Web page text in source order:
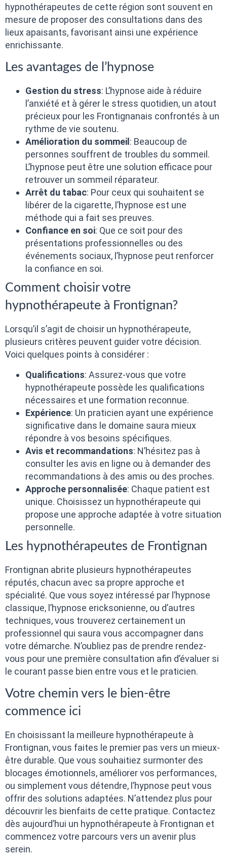
hypnothérapeutes de cette région sont souvent en
mesure de proposer des consultations dans des
lieux apaisants, favorisant ainsi une expérience
enrichissante.
Les avantages de l’hypnose
Gestion du stress: L’hypnose aide à réduire
l’anxiété et à gérer le stress quotidien, un atout
précieux pour les Frontignanais confrontés à un
rythme de vie soutenu.
Amélioration du sommeil : Beaucoup de
personnes souffrent de troubles du sommeil.
L’hypnose peut être une solution efficace pour
retrouver un sommeil réparateur.
Arrêt du tabac: Pour ceux qui souhaitent se
libérer de la cigarette, l’hypnose est une
méthode qui a fait ses preuves.
Confiance en soi: Que ce soit pour des
présentations professionnelles ou des
événements sociaux, l’hypnose peut renforcer
la confiance en soi.
Comment choisir votre
hypnothérapeute à Frontignan?
Lorsqu’il s’agit de choisir un hypnothérapeute,
plusieurs critères peuvent guider votre décision.
Voici quelques points à considérer :
Qualifications: Assurez-vous que votre
hypnothérapeute possède les qualifications
nécessaires et une formation reconnue.
Expérience: Un praticien ayant une expérience
significative dans le domaine saura mieux
répondre à vos besoins spécifiques.
Avis et recommandations: N’hésitez pas à
consulter les avis en ligne ou à demander des
recommandations à des amis ou des proches.
Approche personnalisée: Chaque patient est
unique. Choisissez un hypnothérapeute qui
propose une approche adaptée à votre situation
personnelle.
Les hypnothérapeutes de Frontignan
Frontignan abrite plusieurs hypnothérapeutes
réputés, chacun avec sa propre approche et
spécialité. Que vous soyez intéressé par l’hypnose
classique, l’hypnose ericksonienne, ou d’autres
techniques, vous trouverez certainement un
professionnel qui saura vous accompagner dans
votre démarche. N’oubliez pas de prendre rendez-
vous pour une première consultation afin d’évaluer si
le courant passe bien entre vous et le praticien.
Votre chemin vers le bien-être
commence ici
En choisissant la meilleure hypnothérapeute à
Frontignan, vous faites le premier pas vers un mieux-
être durable. Que vous souhaitiez surmonter des
blocages émotionnels, améliorer vos performances,
ou simplement vous détendre, l’hypnose peut vous
offrir des solutions adaptées. N’attendez plus pour
découvrir les bienfaits de cette pratique. Contactez
dès aujourd’hui un hypnothérapeute à Frontignan et
commencez votre parcours vers un avenir plus
serein.